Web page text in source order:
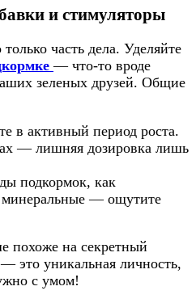
и стимуляторы
часть дела. Уделяйте
— что-то вроде
зеленых друзей. Общие
в активный период роста.
— лишняя дозировка лишь
подкормок, как
минеральные — ощутите
похоже на секретный
это уникальная личность,
с умом!